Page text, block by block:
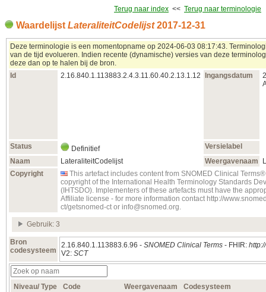
Terug naar index << Terug naar terminologie
Waardelijst LateraliteitCodelijst2017‑12‑31
Deze terminologie is een momentopname op 2024‑06‑03 08:17:43.
van de tijd evolueren. Indien recente (dynamische) versies van deze
deze dan op te halen bij de bron.
Id
2.16.840.1.113883.2.4.3.11.60.40.2.13.1.12 Ingangsdatum
Status Definitief
Versielabel
Naam
LateraliteitCodelijst Weergavenaam
Copyright
This artefact includes content from SNOMED Clinical
copyright of the International Health Terminology Standards
(IHTSDO). Implementers of these artefacts must have the
Affiliate license - for more information contact http://
ct/getsnomed-ct or info@snomed.org.
Gebruik: 3
Bron
codesysteem
2.16.840.1.113883.6.96 - SNOMED Clinical Terms - FHIR:
V2: SCT
Niveau/ Type Code Weergavenaam
Codesysteem